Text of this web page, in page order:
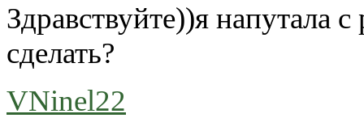
Здравствуйте))я напутала
сделать?
VNinel22